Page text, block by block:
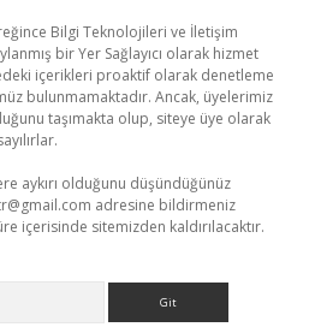
Bilgi Teknolojileri ve İletişim
bir Yer Sağlayıcı olarak hizmet
içerikleri proaktif olarak denetleme
bulunmamaktadır. Ancak, üyelerimiz
taşımakta olup, siteye üye olarak
aykırı olduğunu düşündüğünüz
adresine bildirmeniz
içerisinde sitemizden kaldırılacaktır.